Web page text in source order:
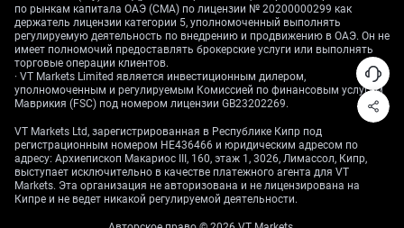
пут-опционов на EUR/USD с экспирацией в июле и
августе, чтобы занять позицию на возможное
движение к уровню 1,15. Исторически периоды
промышленной и потребительской слабости
Германии, как это наблюдалось в 2023 году,
валюты.
Замедление также несет негативные последствия
для немецких акций, особенно в секторах розницы
и потребительских товаров. Мы считаем покупку
по рынкам капитала ОАЭ (CMA) по лицензии № 20200000299 как
держатель лицензии категории 5, уполномоченный выполнять
регулируемую деятельность по внедрению и продвижению в ОАЭ. Он не
имеет полномочий предоставлять брокерские услуги или выполнять
торговые операции клиентов.
· VT Markets Limited является инвестиционным дилером,
уполномоченным и регулируемым Комиссией по финансовым услугам
Маврикия (FSC) под номером лицензии GB23202269.
VT Markets Ltd, зарегистрированная в Республике Кипр под
регистрационным номером HE436466 и юридическим адресом по
адресу: Архиепископ Макариос III, 160, этаж 1, 3026, Лимассол, Кипр,
выступает исключительно в качестве платежного агента для VT
Markets. Эта организация не авторизована и не лицензирована на
Кипре и не ведет никакой регулируемой деятельности.